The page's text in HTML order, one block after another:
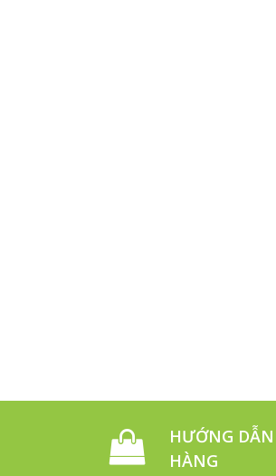
HƯỚNG
HÀNG